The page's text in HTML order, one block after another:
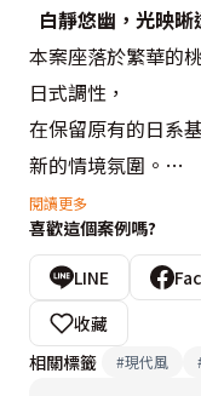
白靜悠幽，光映晰
本案座落於繁華的
日式調性，
在保留原有的日系
新的情境氛圍。
空間中以黑、白色
呈現不同的紋理層次
再搭配沉穩的木紋
感，
簡單俐落的燈光線
閱讀更多
喜歡這個案例嗎?
LINE
收藏
相關標籤
#現代風